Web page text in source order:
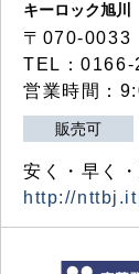
キーロック旭川
〒070-0033
TEL：
営業時間：
販売可
安く・早く
http://